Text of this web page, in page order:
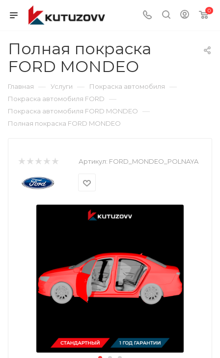
0
Полная покраска
FORD MONDEO
Главная — Услуги — Покраска автомобиля —
Покраска автомобиля FORD —
Покраска автомобиля FORD MONDEO —
Полная покраска FORD MONDEO
Артикул: FORD_MONDEO_POLNAYA